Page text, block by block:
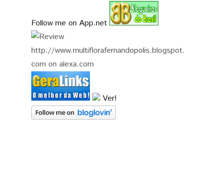
Follow me on App.net
Ver!